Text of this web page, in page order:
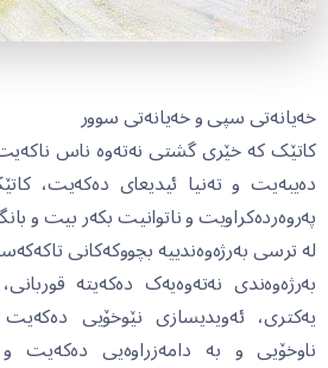
خەیانەتی سپی و خەیانەتی سوور
کاتێک کە خێری گشتی نەتەوە ناس
دەیبەیت و تەنیا ئیدیعای دەکەیت،
پەروەردەکراویت و ناتوانیت بکەر بیت و
لە ترسی بەرژەوەندییە بچووکەکانی
بەرژەوەندی نەتەوەیەک دەکەیتە
یەکتری، ئەویدیسازی نێوخۆیی دەکەیت
ناوخۆیی و بە دامەزراوەیی دەکەیت